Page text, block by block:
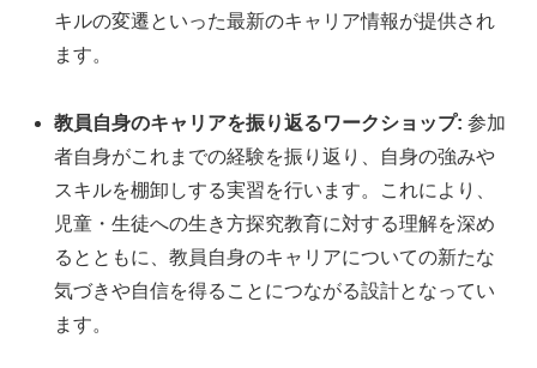
キルの変遷といった最新のキャリア情報が提供され
ます。
教員自身のキャリアを振り返るワークショップ: 参加
者自身がこれまでの経験を振り返り、自身の強みや
スキルを棚卸しする実習を行います。これにより、
児童・生徒への生き方探究教育に対する理解を深め
るとともに、教員自身のキャリアについての新たな
気づきや自信を得ることにつながる設計となってい
ます。